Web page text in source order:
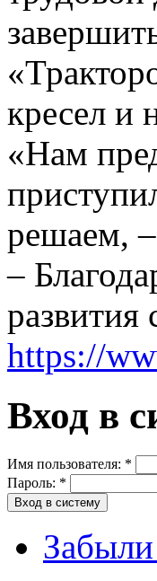
кресел и
«Нам
решаем, –
–
развития
https://
Вход в
Имя пользователя: *
Пароль: *